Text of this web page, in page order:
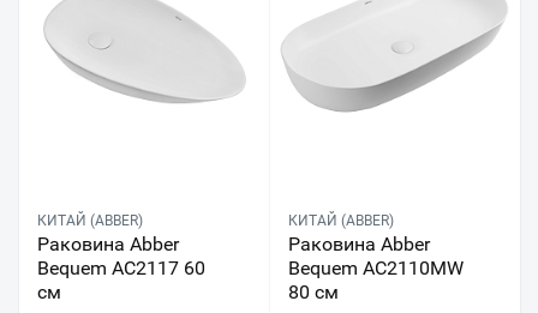
КИТАЙ (ABBER)
Раковина Abber
Bequem AC2117 60
см
КИТАЙ (ABBER)
Раковина Abber
Bequem AC2110MW
80 см